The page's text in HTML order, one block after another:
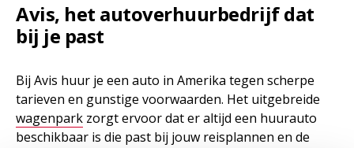
Avis, het autoverhuurbedrijf dat
bij je past
Bij Avis huur je een auto in Amerika tegen scherpe
tarieven en gunstige voorwaarden. Het uitgebreide
wagenpark zorgt ervoor dat er altijd een huurauto
beschikbaar is die past bij jouw reisplannen en de